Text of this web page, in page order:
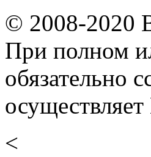
© 2008-2020
При полном
обязательно
<